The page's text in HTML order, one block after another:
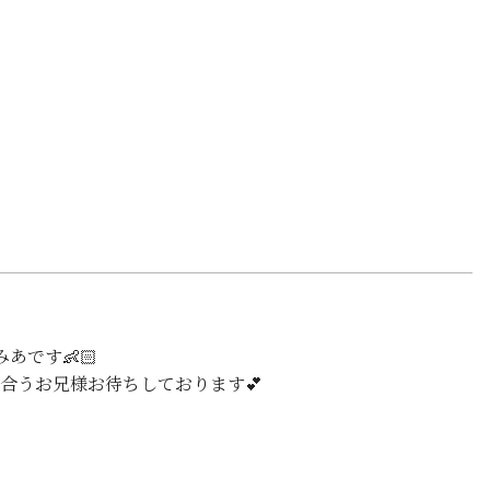
あです👶🏻
うお兄様お待ちしております💕